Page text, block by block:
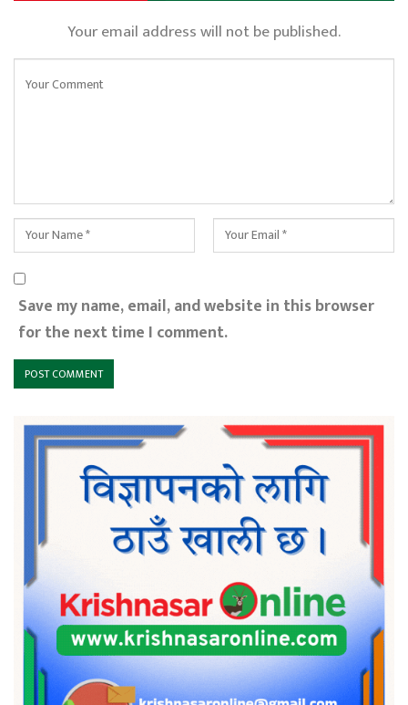
Your email address will not be published.
Save my name, email, and website in this browser
for the next time I comment.